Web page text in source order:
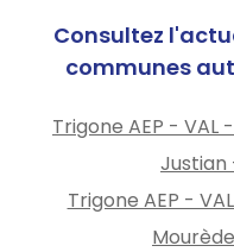
Consultez
communes
Trigone AEP - VAL
Justian
Trigone AEP -